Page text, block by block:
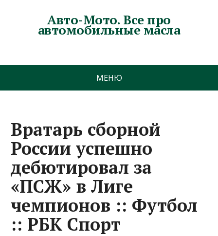
Авто-Мото. Все про
автомобильные масла
МЕНЮ
Вратарь сборной
России успешно
дебютировал за
«ПСЖ» в Лиге
чемпионов :: Футбол
:: РБК Спорт